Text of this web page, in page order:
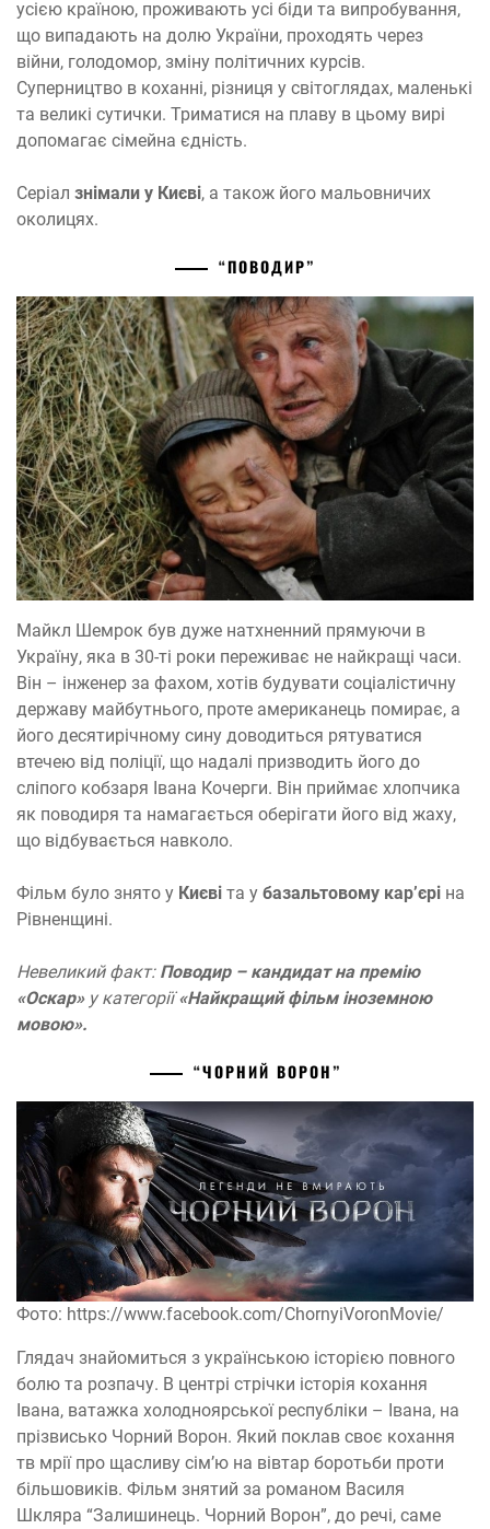
усією країною, проживають усі біди та випробування,
що випадають на долю України, проходять через
війни, голодомор, зміну політичних курсів.
Суперництво в коханні, різниця у світоглядах, маленькі
та великі сутички. Триматися на плаву в цьому вирі
допомагає сімейна єдність.
Серіал знімали у Києві, а також його мальовничих
околицях.
“ПОВОДИР”
Майкл Шемрок був дуже натхненний прямуючи в
Україну, яка в 30-ті роки переживає не найкращі часи.
Він – інженер за фахом, хотів будувати соціалістичну
державу майбутнього, проте американець помирає, а
його десятирічному сину доводиться рятуватися
втечею від поліції, що надалі призводить його до
сліпого кобзаря Івана Кочерги. Він приймає хлопчика
як поводиря та намагається оберігати його від жаху,
що відбувається навколо.
Фільм було знято у Києві та у базальтовому кар’єрі на
Рівненщині.
Невеликий факт: Поводир – кандидат на премію
«Оскар»у категорії«Найкращий фільм іноземною
мовою».
“ЧОРНИЙ ВОРОН”
Фото: https://www.facebook.com/ChornyiVoronMovie/
Глядач знайомиться з українською історією повного
болю та розпачу. В центрі стрічки історія кохання
Івана, ватажка холодноярської республіки – Івана, на
прізвисько Чорний Ворон. Який поклав своє кохання
тв мрії про щасливу сім’ю на вівтар боротьби проти
більшовиків. Фільм знятий за романом Василя
Шкляра “Залишинець. Чорний Ворон”, до речі, саме